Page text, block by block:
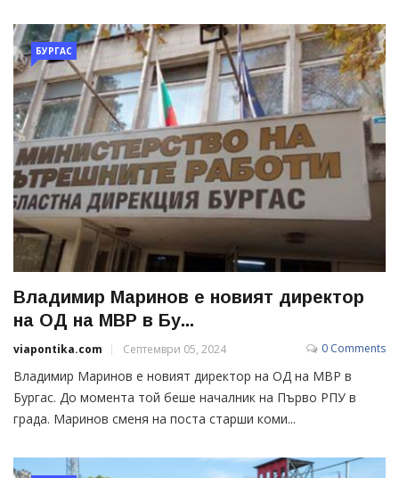
БУРГАС
Владимир Маринов е новият директор
на ОД на МВР в Бу...
viapontika.com Септември 05, 2024 0 Comments
Владимир Маринов е новият директор на ОД на МВР в
Бургас. До момента той беше началник на Първо РПУ в
града. Маринов сменя на поста старши коми...